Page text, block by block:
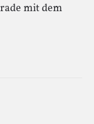
mit dem